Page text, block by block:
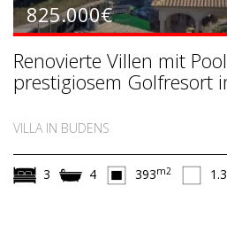
825.000€
Renovierte Villen mit
prestigiosem Golfresort
VILLA IN BUDENS
3 4 393m2